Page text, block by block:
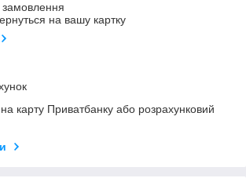
на вашу картку
карту Приватбанку або розрахунковий